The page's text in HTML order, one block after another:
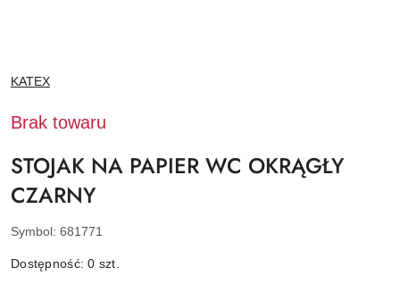
NAZWA
PRODUCENTA:
KATEX
Brak towaru
STOJAK NA PAPIER WC OKRĄGŁY
CZARNY
Symbol: 681771
Dostępność:0 szt.